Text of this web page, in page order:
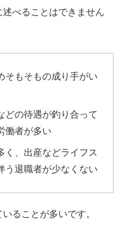
べることはできません
そもそもの成り手がい
どの待遇が釣り合って
働者が多い
く、出産などライフス
う退職者が少なくない
ることが多いです。